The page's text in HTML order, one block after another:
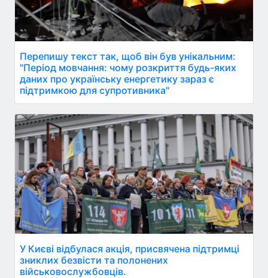
Перепишу текст так, щоб він був унікальним:
"Період мовчання: чому розкриття будь-яких
даних про українську енергетику зараз є
підтримкою для супротивника"
У Києві відбулася акція, присвячена підтримці
зниклих безвісти та полонених
військовослужбовців.